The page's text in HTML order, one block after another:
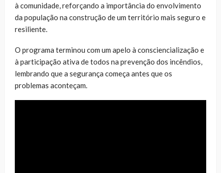
à comunidade, reforçando a importância do envolvimento
da população na construção de um território mais seguro e
resiliente.
O programa terminou com um apelo à consciencialização e
à participação ativa de todos na prevenção dos incêndios,
lembrando que a segurança começa antes que os
problemas aconteçam.